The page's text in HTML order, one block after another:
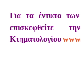
Για τα έντυπα των
επισκεφθείτε
Κτηματολογίου